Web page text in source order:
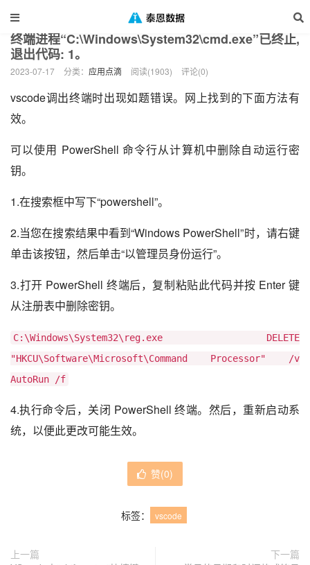
当前位置： > 正文
终端进程“C:\Windows\System32\cmd.exe”已终止,
退出代码: 1。
2023-07-17 分类： 应用点滴 阅读(1903) 评论(0)
vscode调出终端时出现如题错误。网上找到的下面方法有
效。
可以使用 PowerShell 命令行从计算机中删除自动运行密
钥。
1.在搜索框中写下“powershell”。
2.当您在搜索结果中看到“Windows PowerShell”时，请右键
单击该按钮，然后单击“以管理员身份运行”。
3.打开 PowerShell 终端后，复制粘贴此代码并按 Enter 键
从注册表中删除密钥。
C:\Windows\System32\reg.exe DELETE
"HKCU\Software\Microsoft\Command Processor" /v
AutoRun /f
4.执行命令后，关闭 PowerShell 终端。然后，重新启动系
统，以便此更改可能生效。
赞(0)
标签： vscode
上一篇
下一篇